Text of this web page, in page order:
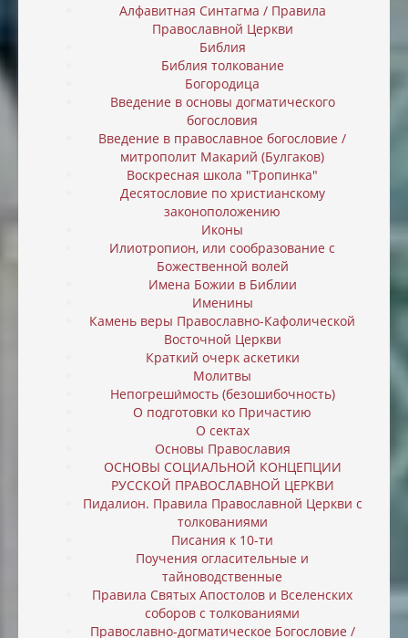
Алфавитная Синтагма / Правила
Православной Церкви
Библия
Библия толкование
Богородица
Введение в основы догматического
богословия
Введение в православное богословие /
митрополит Макарий (Булгаков)
Воскресная школа "Тропинка"
Десятословие по христианскому
законоположению
Иконы
Илиотропион, или cообразование с
Божественной волей
Имена Божии в Библии
Именины
Камень веры Православно-Кафолической
Восточной Церкви
Краткий очерк аскетики
Молитвы
Непогреши́мость (безошибочность)
О подготовки ко Причастию
О сектах
Основы Православия
ОСНОВЫ СОЦИАЛЬНОЙ КОНЦЕПЦИИ
РУССКОЙ ПРАВОСЛАВНОЙ ЦЕРКВИ
Пидалион. Правила Православной Церкви с
толкованиями
Писания к 10-ти
Поучения огласительные и
тайноводственные
Правила Святых Апостолов и Вселенских
соборов с толкованиями
Православно-догматическое Богословие /